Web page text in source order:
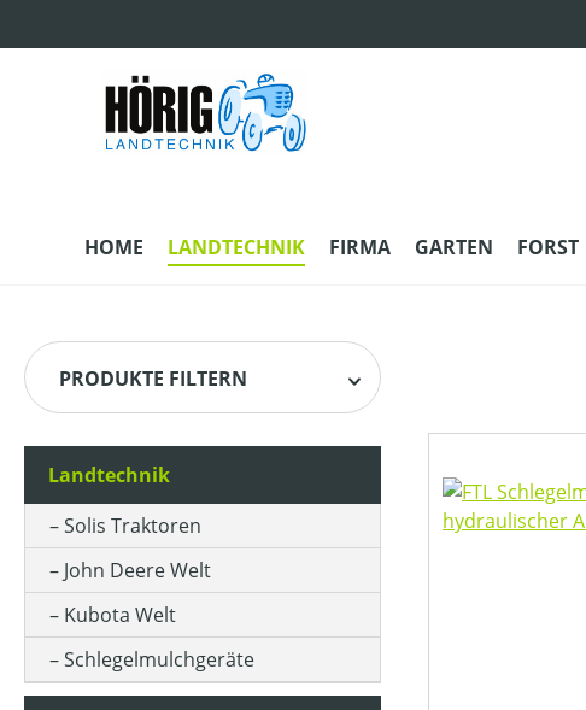
HOME LANDTECHNIK FIRMA GARTEN FORST
PRODUKTE FILTERN
HERSTELLER
ARBEITSBREITE
GRÖSSE
Landtechnik
Solis Traktoren
John Deere Welt
Kubota Welt
Schlegelmulchgeräte